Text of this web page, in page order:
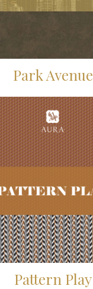
Park Avenue
Pattern Play